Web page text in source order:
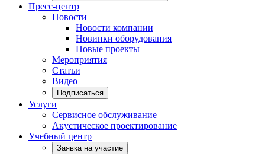
Пресс-центр
Новости
Новости компании
Новинки оборудования
Новые проекты
Мероприятия
Статьи
Видео
Подписаться
Услуги
Сервисное обслуживание
Акустическое проектирование
Учебный центр
Заявка на участие